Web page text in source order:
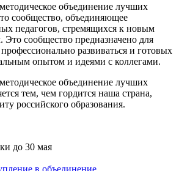
объединение лучших
сообщество, объединяющее
педагогов, стремящихся к новым
сообщество предназначено для
развиваться и готовых
опытом и идеями с коллегами.
объединение лучших
тем, чем гордится наша страна,
российского образования.
до 30 мая
в объединение